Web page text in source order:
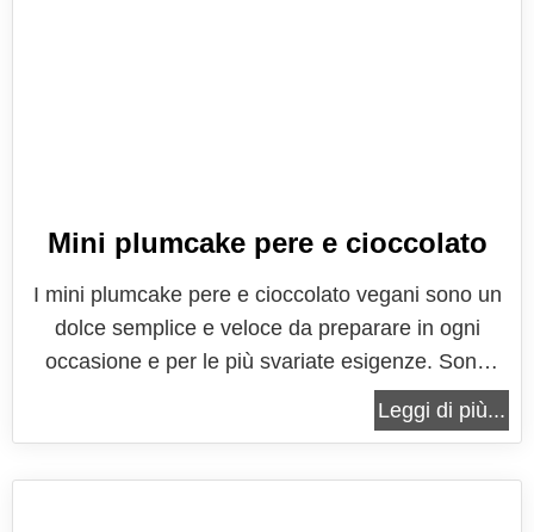
Mini plumcake pere e cioccolato
I mini plumcake pere e cioccolato vegani sono un
dolce semplice e veloce da preparare in ogni
occasione e per le più svariate esigenze. Sono
perfetti per chi segue una dieta equilibrata,
all’insegna del benessere e della genuinità. Per
Leggi di più...